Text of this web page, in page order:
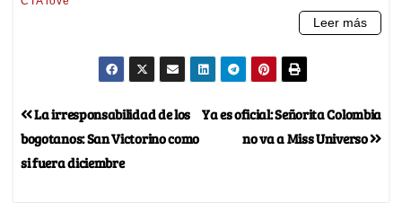
Ya es oficial: Señorita Colombia
no va a Miss Universo
La irresponsabilidad de los
bogotanos: San Victorino como
si fuera diciembre